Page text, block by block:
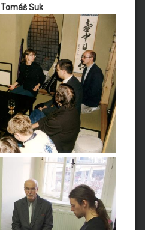
Tomáš Suk.